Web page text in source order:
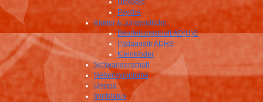
Urologie
Psyche
Kinder & Jungendliche
Beurteilungsblatt AD(H)S
Pädagogik ADHS
Kleinkinder
Schwangerschaft
Nebensymptome
Umfeld
Impfstatus